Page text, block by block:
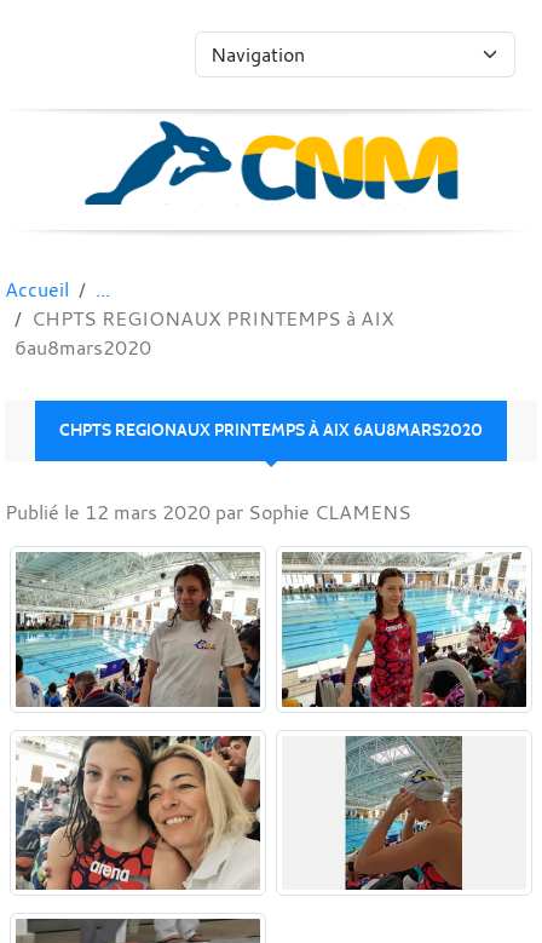
Accueil
CHPTS REGIONAUX PRINTEMPS à AIX
6au8mars2020
CHPTS REGIONAUX PRINTEMPS À AIX 6AU8MARS2020
Publié le 12 mars 2020 par Sophie CLAMENS